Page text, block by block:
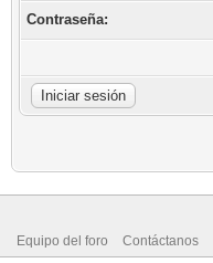
Contraseña:
Equipo del foro Contáctanos